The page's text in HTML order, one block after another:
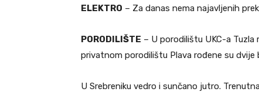
ELEKTRO – Za danas nema najavljenih
PORODILIŠTE – U porodilištu UKC-a
privatnom porodilištu Plava rođene su dvije
U Srebreniku vedro i sunčano jutro.